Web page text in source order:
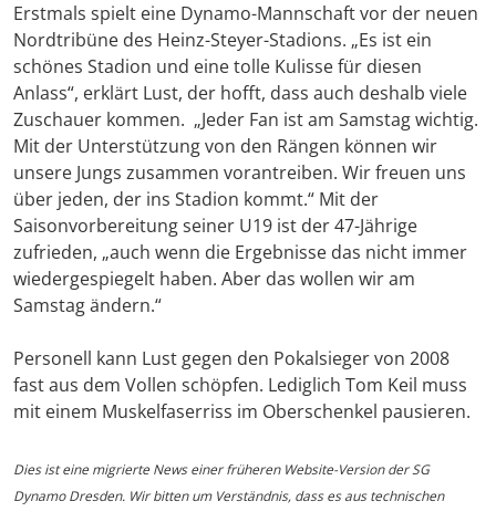
Erstmals spielt eine Dynamo-Mannschaft vor der neuen
Nordtribüne des Heinz-Steyer-Stadions. „Es ist ein
schönes Stadion und eine tolle Kulisse für diesen
Anlass“, erklärt Lust, der hofft, dass auch deshalb viele
Zuschauer kommen. „Jeder Fan ist am Samstag wichtig.
Mit der Unterstützung von den Rängen können wir
unsere Jungs zusammen vorantreiben. Wir freuen uns
über jeden, der ins Stadion kommt.“ Mit der
Saisonvorbereitung seiner U19 ist der 47-Jährige
zufrieden, „auch wenn die Ergebnisse das nicht immer
wiedergespiegelt haben. Aber das wollen wir am
Samstag ändern.“
Personell kann Lust gegen den Pokalsieger von 2008
fast aus dem Vollen schöpfen. Lediglich Tom Keil muss
mit einem Muskelfaserriss im Oberschenkel pausieren.
Dies ist eine migrierte News einer früheren Website-Version der SG
Dynamo Dresden. Wir bitten um Verständnis, dass es aus technischen